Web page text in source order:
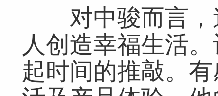
对中骏而言，
人创造幸福生活
起时间的推敲。